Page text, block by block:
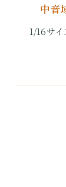
中音
1/16サ